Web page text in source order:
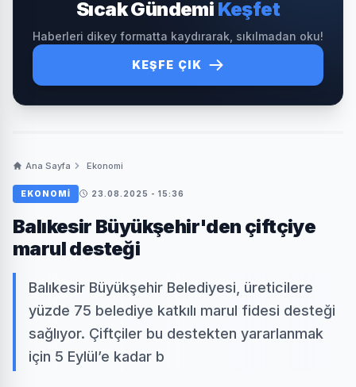
Sıcak Gündemi Keşfet
Haberleri dikey formatta kaydırarak, sıkılmadan oku!
KEŞFE ÇIK
Ana Sayfa Ekonomi
EKONOMI 23.08.2025 - 15:36
Balıkesir Büyükşehir'den çiftçiye
marul desteği
Balıkesir Büyükşehir Belediyesi, üreticilere
yüzde 75 belediye katkılı marul fidesi desteği
sağlıyor. Çiftçiler bu destekten yararlanmak
için 5 Eylül’e kadar b